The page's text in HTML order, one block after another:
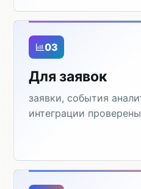
03
Для заявок
заявки, события
интеграции